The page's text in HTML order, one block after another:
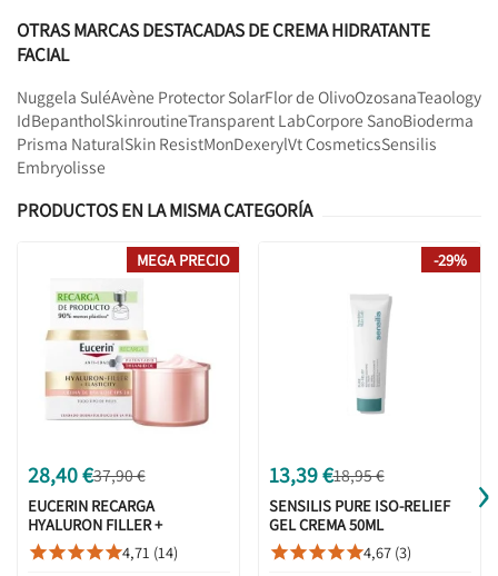
OTRAS MARCAS DESTACADAS DE CREMA HIDRATANTE
FACIAL
Nuggela SuléAvène Protector SolarFlor de OlivoOzosanaTeaology
IdBepantholSkinroutineTransparent LabCorpore SanoBioderma
Prisma NaturalSkin ResistMonDexerylVt CosmeticsSensilis
Embryolisse
PRODUCTOS EN LA MISMA CATEGORÍA
28,40 €37,90 €
EUCERIN RECARGA
HYALURON FILLER +
ELASTICITY CREMA DE DÍA
ROSÉ REFILL FPS30 50ML
4,71 (14)
MEGA PRECIO
13,39 €18,95 €
SENSILIS PURE ISO-RELIEF
GEL CREMA 50ML
4,67 (3)
-29%
›